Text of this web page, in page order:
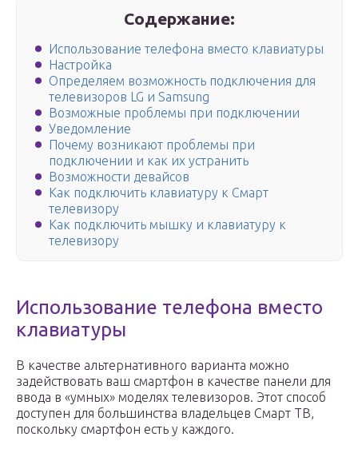
Содержание:
Использование телефона вместо клавиатуры
Настройка
Определяем возможность подключения для
телевизоров LG и Samsung
Возможные проблемы при подключении
Уведомление
Почему возникают проблемы при
подключении и как их устранить
Возможности девайсов
Как подключить клавиатуру к Смарт
телевизору
Как подключить мышку и клавиатуру к
телевизору
Использование телефона вместо
клавиатуры
В качестве альтернативного варианта можно
задействовать ваш смартфон в качестве панели для
ввода в «умных» моделях телевизоров. Этот способ
доступен для большинства владельцев Смарт ТВ,
поскольку смартфон есть у каждого.